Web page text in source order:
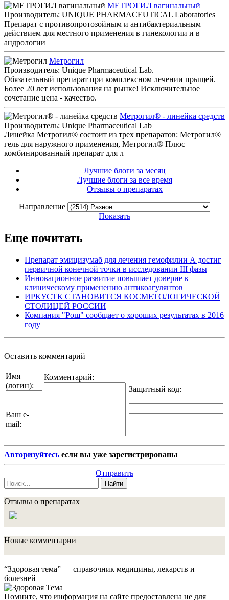
МЕТРОГИЛ вагинальный
Производитель: UNIQUE PHARMACEUTICAL Laboratories
Препарат с противопротозойным и антибактериальным
действием для местного применения в гинекологии и в
андрологии
Метрогил
Производитель: Unique Pharmaceutical Lab.
Обязательный препарат при комплексном лечении прыщей.
Более 20 лет использования на рынке! Исключительное
сочетание цена - качество.
Метрогил® - линейка средств
Производитель: Unique Pharmaceutical Lab
Линейка Метрогил® состоит из трех препаратов: Метрогил®
гель для наружного применения, Метрогил® Плюс –
комбинированный препарат для л
Лучшие блоги за месяц
Лучшие блоги за все время
Отзывы о препаратах
Направление
Показать
Еще почитать
Препарат эмицизумаб для лечения гемофилии А достиг
первичной конечной точки в исследовании III фазы
Инновационное развитие повышает доверие к
клиническому применению антикоагулянтов
ИРКУСТК СТАНОВИТСЯ КОСМЕТОЛОГИЧЕСКОЙ
СТОЛИЦЕЙ РОССИИ
Компания "Рош" сообщает о хороших результатах в 2016
году
Оставить комментарий
Имя
(логин):
Ваш e-
mail:
Комментарий:
Защитный код:
Авторизуйтесь если вы уже зарегистрированы
Отправить
Найти
Отзывы о препаратах
Новые комментарии
“Здоровая тема” — справочник медицины, лекарств и
болезней
Помните, что информация на сайте предоставлена не для